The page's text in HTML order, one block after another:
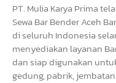
PT. Mulia Karya Prima
Sewa Bar Bender Aceh
di seluruh Indonesia
menyediakan layanan
dan siap digunakan
gedung, pabrik,